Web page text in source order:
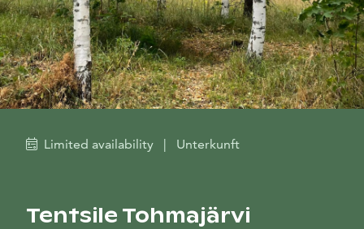
Limited availability | Unterkunft
Tentsile Tohmajärvi